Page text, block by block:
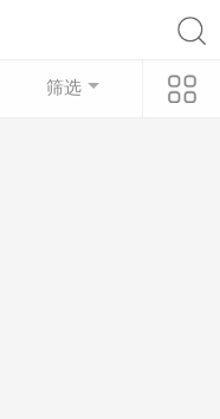
筛选